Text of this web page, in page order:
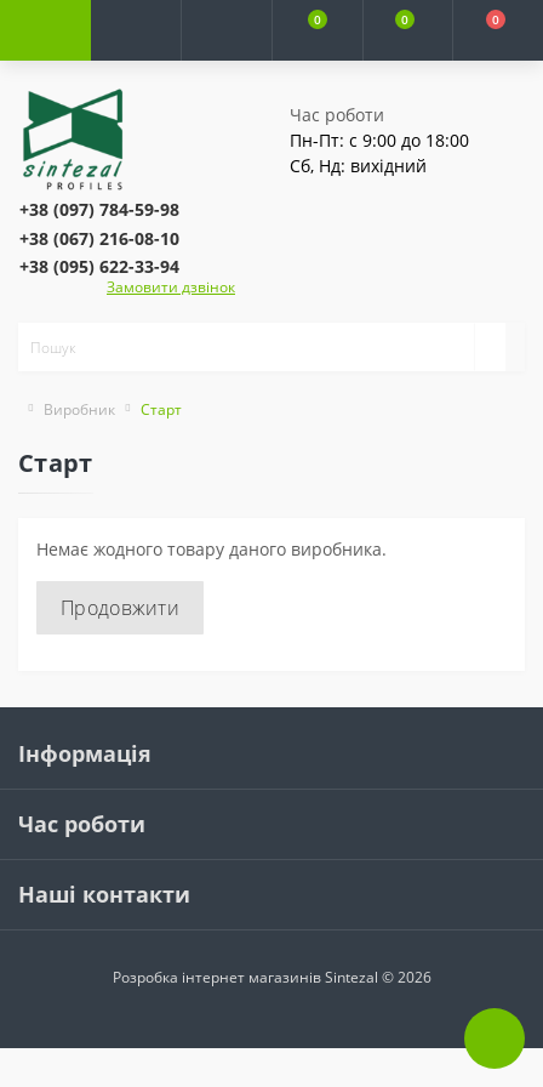
0 0 0
Час роботи
Пн-Пт: с 9:00 до 18:00
Сб, Нд: вихідний
+38 (097) 784-59-98
+38 (067) 216-08-10
+38 (095) 622-33-94
Замовити дзвінок
Виробник Старт
Старт
Немає жодного товару даного виробника.
Продовжити
Інформація
Час роботи
Наші контакти
Розробка інтернет магазинівSintezal © 2026